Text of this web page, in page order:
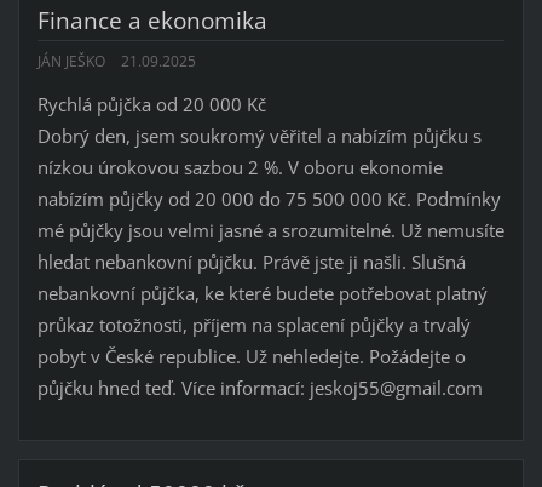
Finance a ekonomika
JÁN JEŠKO 21.09.2025
Rychlá půjčka od 20 000 Kč
Dobrý den, jsem soukromý věřitel a nabízím půjčku s
nízkou úrokovou sazbou 2 %. V oboru ekonomie
nabízím půjčky od 20 000 do 75 500 000 Kč. Podmínky
mé půjčky jsou velmi jasné a srozumitelné. Už nemusíte
hledat nebankovní půjčku. Právě jste ji našli. Slušná
nebankovní půjčka, ke které budete potřebovat platný
průkaz totožnosti, příjem na splacení půjčky a trvalý
pobyt v České republice. Už nehledejte. Požádejte o
půjčku hned teď. Více informací: jeskoj55@gmail.com